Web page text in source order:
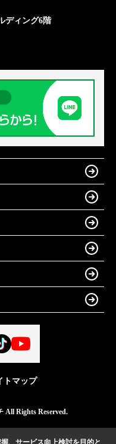
ディング6階
トマップ
All Rights Reserved.
、サービス向上検討を目的と